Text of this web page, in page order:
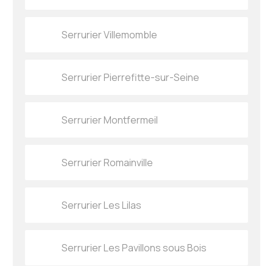
Serrurier Villemomble
Serrurier Pierrefitte-sur-Seine
Serrurier Montfermeil
Serrurier Romainville
Serrurier Les Lilas
Serrurier Les Pavillons sous Bois